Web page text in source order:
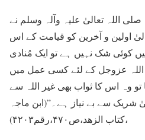
اللہ تعالیٰ علیہ وآلہ وسلم نے
اولین و آخرین کو قیامت کے اس
کوئی شک نہیں ہے تو ایک مُنادی
عزوجل کے لئے کسی عمل میں
وہ اس کا ثواب بھی غیر اللہ سے
شریک سے بے نیاز ہے۔”(ابن ماجہ
،کتاب الزھد،ص۴۷۰،رقم۴۲۰۳)